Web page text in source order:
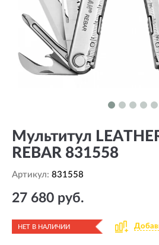
Мультитул
REBAR 831558
Артикул: 831558
27 680 руб.
НЕТ В НАЛИЧИИ